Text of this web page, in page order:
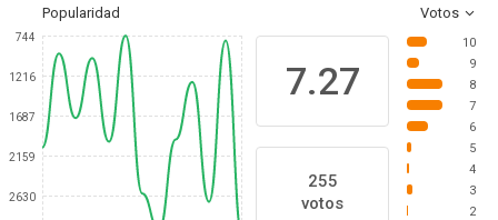
Popularidad Votos
744
1216
1687
2159
2630
7.27
255
votos
10
9
8
7
6
5
4
3
2